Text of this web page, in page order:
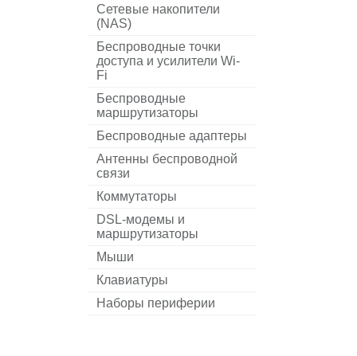
Сетевые накопители
(NAS)
Беспроводные точки
доступа и усилители Wi-
Fi
Беспроводные
маршрутизаторы
Беспроводные адаптеры
Антенны беспроводной
связи
Коммутаторы
DSL-модемы и
маршрутизаторы
Мыши
Клавиатуры
Наборы периферии